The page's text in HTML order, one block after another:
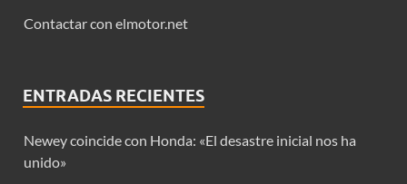
Contactar con elmotor.net
ENTRADAS RECIENTES
Newey coincide con Honda: «El desastre inicial nos ha
unido»